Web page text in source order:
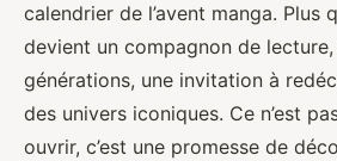
calendrier de l’avent manga. Plus
devient un compagnon de
générations, une invitation à
des univers iconiques. Ce n’est
ouvrir, c’est une promesse de